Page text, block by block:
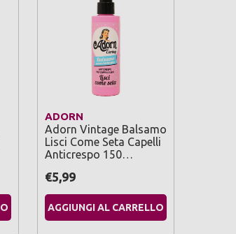
ADORN
Adorn Vintage Balsamo
Lisci Come Seta Capelli
Anticrespo 150…
€5,99
AGGIUNGI AL CARRELLO